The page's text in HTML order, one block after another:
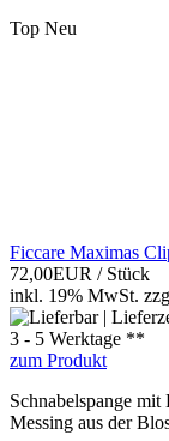
Top Neu
Ficcare Maximas
72,00EUR / Stück
inkl. 19% MwSt.
3 - 5 Werktage **
zum Produkt
Schnabelspange
Messing aus der